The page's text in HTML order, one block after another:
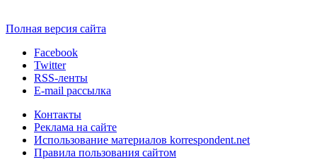
Полная версия сайта
Facebook
Twitter
RSS-ленты
E-mail рассылка
Контакты
Реклама на сайте
Использование материалов korrespondent.net
Правила пользования сайтом